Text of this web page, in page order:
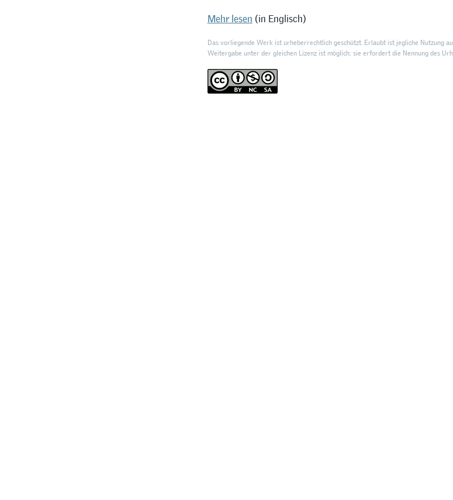
Mehr lesen (in Englisch)
Das vorliegende Werk ist urheberrechtlich geschützt. Erlaubt ist jegliche Nutzung
Weitergabe unter der gleichen Lizenz ist möglich; sie erfordert die Nennung des